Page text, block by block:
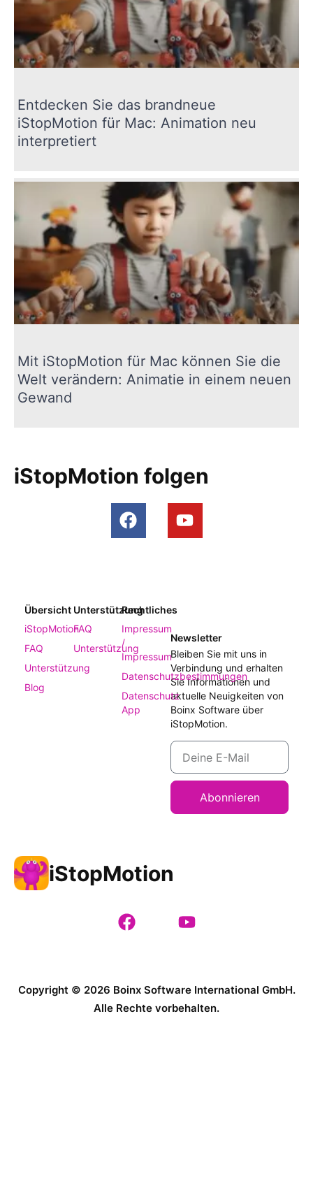
Entdecken Sie das brandneue
iStopMotion für Mac: Animation neu
interpretiert
Mit iStopMotion für Mac können Sie die
Welt verändern: Animatie in einem neuen
Gewand
iStopMotion folgen
Übersicht
iStopMotion
FAQ
Unterstützung
Blog
Unterstützung
FAQ
Unterstützung
Rechtliches
Impressum
/
Impressum
Datenschutzbestimmungen
Datenschutz
App
Newsletter
Bleiben Sie mit uns in
Verbindung und erhalten
Sie Informationen und
aktuelle Neuigkeiten von
Boinx Software über
iStopMotion.
Abonnieren
iStopMotion
Copyright © 2026 Boinx Software International GmbH.
Alle Rechte vorbehalten.